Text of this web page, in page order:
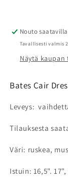
Nouto
Tavallisesti valmis
Näytä
Bates Cair
Leveys:
Tilauksesta
Väri: ruskea,
Istuin: 16,5". 17",